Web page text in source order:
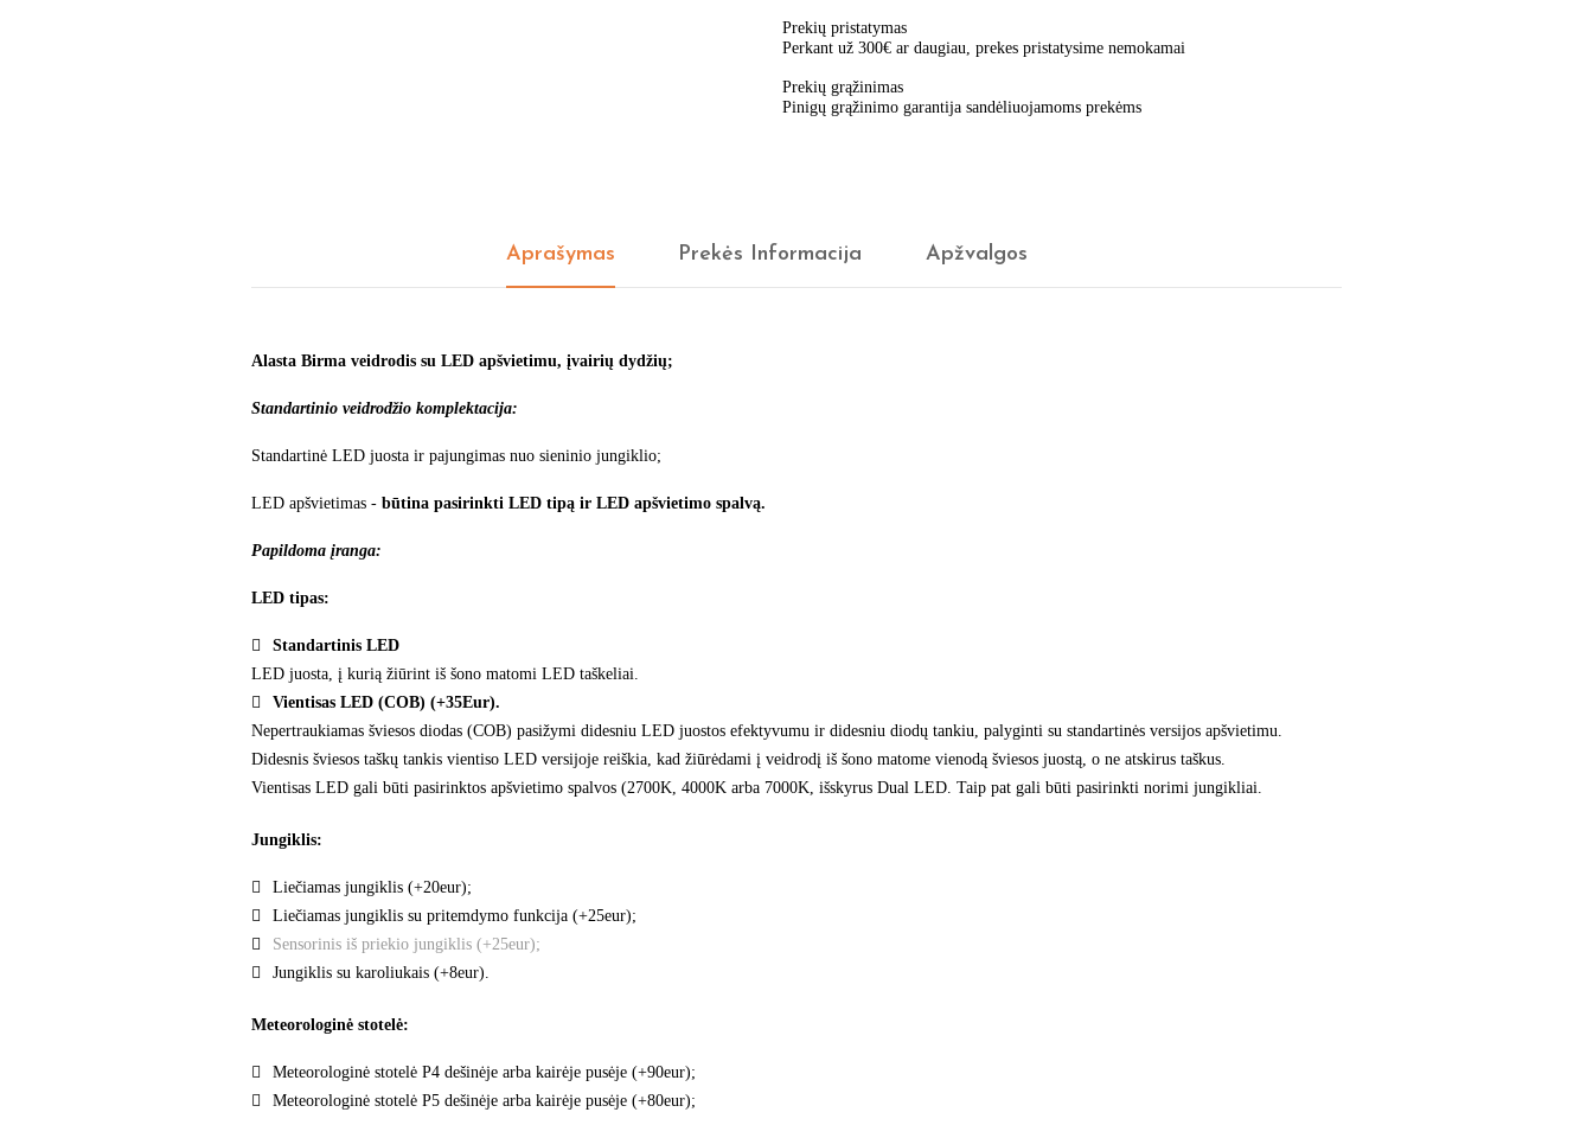
Prekių pristatymas
Perkant už 300€ ar daugiau, prekes pristatysime nemokamai
Prekių grąžinimas
Pinigų grąžinimo garantija sandėliuojamoms prekėms
Aprašymas Prekės Informacija Apžvalgos
Alasta Birma veidrodis su LED apšvietimu, įvairių dydžių;
Standartinio veidrodžio komplektacija:
Standartinė LED juosta ir pajungimas nuo sieninio jungiklio;
LED apšvietimas -būtina pasirinkti LED tipą ir LED apšvietimo spalvą.
Papildoma įranga:
LED tipas:
Standartinis LED
LED juosta, į kurią žiūrint iš šono matomi LED taškeliai.
Vientisas LED (COB) (+35Eur).
Nepertraukiamas šviesos diodas (COB) pasižymi didesniu LED juostos efektyvumu ir didesniu diodų tankiu, palyginti su standartinės versijos apšvietimu.
Didesnis šviesos taškų tankis vientiso LED versijoje reiškia, kad žiūrėdami į veidrodį iš šono matome vienodą šviesos juostą, o ne atskirus taškus.
Vientisas LED gali būti pasirinktos apšvietimo spalvos (2700K, 4000K arba 7000K, išskyrus Dual LED. Taip pat gali būti pasirinkti norimi jungikliai.
Jungiklis:
Liečiamas jungiklis (+20eur);
Liečiamas jungiklis su pritemdymo funkcija (+25eur);
Sensorinis iš priekio jungiklis (+25eur);
Jungiklis su karoliukais (+8eur).
Meteorologinė stotelė:
Meteorologinė stotelė P4 dešinėje arba kairėje pusėje (+90eur);
Meteorologinė stotelė P5 dešinėje arba kairėje pusėje (+80eur);